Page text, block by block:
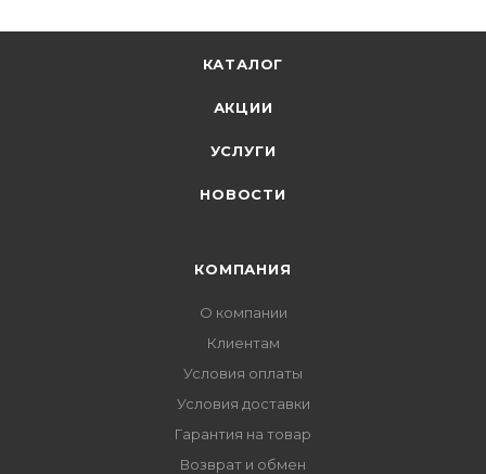
КАТАЛОГ
АКЦИИ
УСЛУГИ
НОВОСТИ
КОМПАНИЯ
О компании
Клиентам
Условия оплаты
Условия доставки
Гарантия на товар
Возврат и обмен